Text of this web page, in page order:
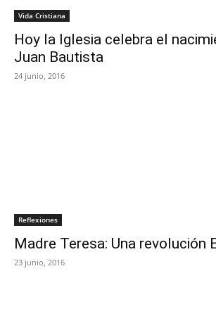
Vida Cristiana
Hoy la Iglesia celebra el
Juan Bautista
24 junio, 2016
Reflexiones
Madre Teresa: Una revolución
23 junio, 2016